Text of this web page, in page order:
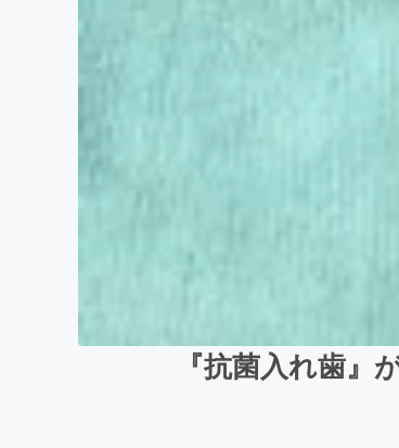
『抗菌入れ歯